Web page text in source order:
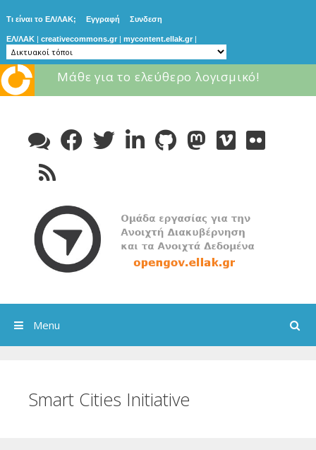
Τι είναι το ΕΛ/ΛΑΚ; Εγγραφή Συνδεση
ΕΛ/ΛΑΚ | creativecommons.gr | mycontent.ellak.gr |
Μάθε για το ελεύθερο λογισμικό!
content
Search
Menu
Smart Cities Initiative